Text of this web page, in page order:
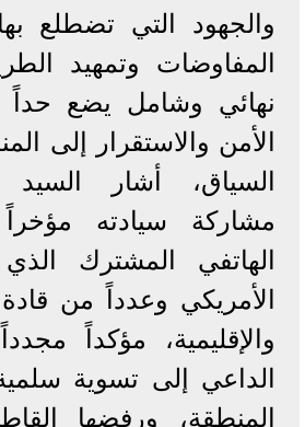
والجهود التي تضطلع
المفاوضات وتمهيد
نهائي وشامل يضع حداً
الأمن والاستقرار إلى
السياق، أشار
مشاركة سيادته
الهاتفي المشترك
الأمريكي وعدداً من قادة
والإقليمية، مؤكداً
الداعي إلى تسوية
المنطقة، ورفضها